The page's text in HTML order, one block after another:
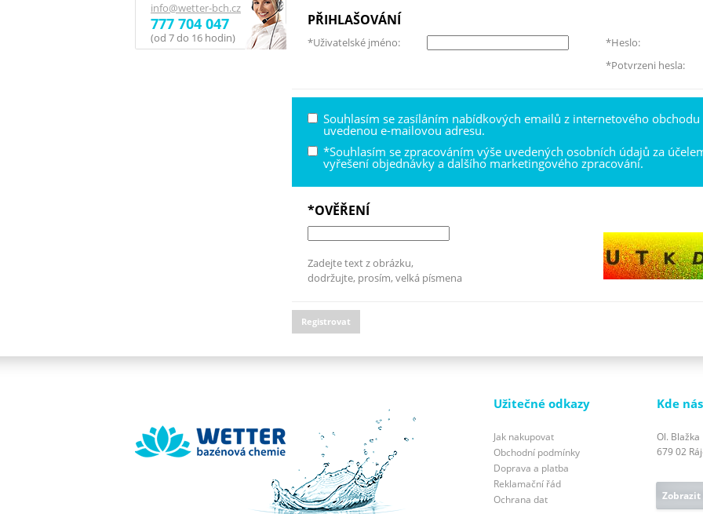
info@wetter-bch.cz
777 704 047
(od 7 do 16 hodin)
PŘIHLAŠOVÁNÍ
*Uživatelské jméno:
*Heslo:
*Potvrzeni hesla:
Souhlasím se zasíláním nabídkových emailů z internetového obchodu
uvedenou e-mailovou adresu.
*Souhlasím se zpracováním výše uvedených osobních údajů za
vyřešení objednávky a dalšího marketingového zpracování.
*OVĚŘENÍ
Zadejte text z obrázku,
dodržujte, prosím, velká písmena
Registrovat
Užitečné odkazy
Jak nakupovat
Obchodní podmínky
Doprava a platba
Reklamační řád
Ochrana dat
Kde
Ol. Blažka
679 02
Zobrazit